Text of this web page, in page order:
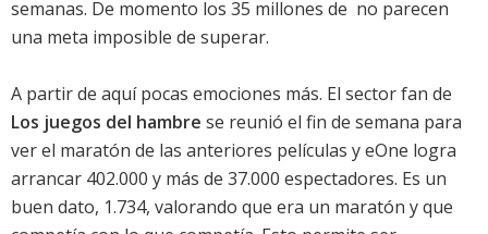
semanas. De momento los 35 millones de  no parecen
una meta imposible de superar.
A partir de aquí pocas emociones más. El sector fan de
Los juegos del hambre se reunió el fin de semana para
ver el maratón de las anteriores películas y eOne logra
arrancar 402.000 y más de 37.000 espectadores. Es un
buen dato, 1.734, valorando que era un maratón y que